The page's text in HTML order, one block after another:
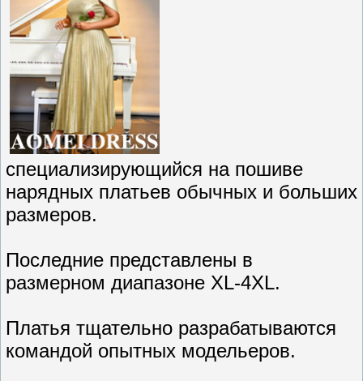
специализирующийся на пошиве
нарядных платьев обычных и больших
размеров.
Последние представлены в
размерном диапазоне XL-4XL.
Платья тщательно разрабатываются
командой опытных модельеров.